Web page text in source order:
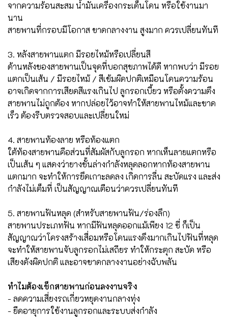
จากความร้อนสะสม น้ำมันเครื่องกระเด็นโดน หรือใช้งานมา
นาน
สายพานที่กรอบมีโอกาส ขาดกลางงาน สูงมาก ควรเปลี่ยนทันที
3. หลังสายพานแตก มีรอยไหม้หรือเปลี่ยนสี
ด้านหลังของสายพานเป็นจุดที่บอกสุขภาพได้ดี หากพบว่า มีรอย
แตกเป็นเส้น / มีรอยไหม้ / สีเข้มผิดปกติเหมือนโดนความร้อน
อาจเกิดจากการเสียดสีแรงเกินไป ลูกรอกเบี้ยว หรือตั้งความตึง
สายพานไม่ถูกต้อง หากปล่อยไว้อาจทำให้สายพานไหม้และขาด
เร็ว ต้องรีบตรวจสอบและเปลี่ยนใหม่
4. สายพานท้องลาย หรือท้องแตก
ใต้ท้องสายพานคือส่วนที่สัมผัสกับลูกรอก หากเห็นลายแตกหรือ
เป็นเส้น ๆ แสดงว่ายางชั้นล่างกำลังหลุดลอกหากท้องสายพาน
แตกมาก จะทำให้การยึดเกาะลดลง เกิดการลื่น สะบัดแรง และส่ง
กำลังไม่เต็มที่ เป็นสัญญาณเตือนว่าควรเปลี่ยนทันที
5. สายพานฟันหลุด (สำหรับสายพานฟัน/ร่องลึก)
สายพานประเภทฟัน หากมีฟันหลุดออกแม้เพียง 12 ซี่ ก็เป็น
สัญญาณว่าโครงสร้างเสื่อมหรือโดนแรงดึงมากเกินไปฟันที่หลุด
จะทำให้สายพานจับลูกรอกไม่เสถียร ทำให้กระตุก สะบัด หรือ
เสียงดังผิดปกติ และอาจขาดกลางงานอย่างฉับพลัน
ทำไมต้องเช็กสายพานก่อนลงงานจริง
- ลดความเสี่ยงรถเกี่ยวหยุดงานกลางทุ่ง
- ยืดอายุการใช้งานลูกรอกและระบบส่งกำลัง